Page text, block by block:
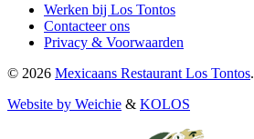
Werken bij Los Tontos
Contacteer ons
Privacy & Voorwaarden
© 2026 Mexicaans Restaurant Los Tontos.
Website by Weichie & KOLOS